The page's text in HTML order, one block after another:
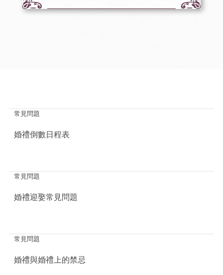
常見問題
婚禮倒數日程表
常見問題
婚禮迎娶常見問題
常見問題
婚禮與婚禮上的禁忌